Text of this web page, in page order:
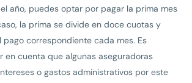
año, puedes optar por pagar la prima mes
la prima se divide en doce cuotas y
pago correspondiente cada mes. Es
en cuenta que algunas aseguradoras
o gastos administrativos por este